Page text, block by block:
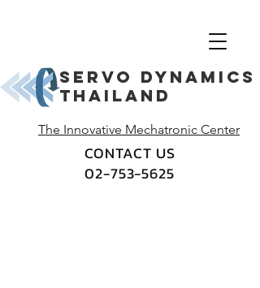
The Innovative Mechatronic Center
CONTACT US
02-753-5625
Servo dynamics
thailand